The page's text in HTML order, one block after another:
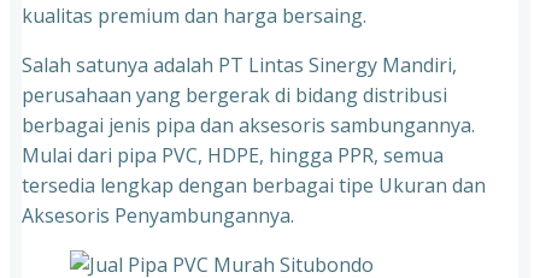
kualitas premium dan harga bersaing.
Salah satunya adalah PT Lintas Sinergy Mandiri,
perusahaan yang bergerak di bidang distribusi
berbagai jenis pipa dan aksesoris sambungannya.
Mulai dari pipa PVC, HDPE, hingga PPR, semua
tersedia lengkap dengan berbagai tipe Ukuran dan
Aksesoris Penyambungannya.